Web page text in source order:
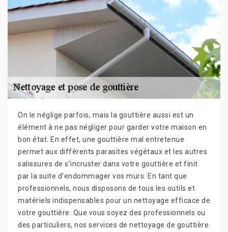
On le néglige parfois, mais la gouttière aussi est un
élément à ne pas négliger pour garder votre maison en
bon état. En effet, une gouttière mal entretenue
permet aux différents parasites végétaux et les autres
salissures de s’incruster dans votre gouttière et finit
par la suite d’endommager vos murs. En tant que
professionnels, nous disposons de tous les outils et
matériels indispensables pour un nettoyage efficace de
votre gouttière. Que vous soyez des professionnels ou
des particuliers, nos services de nettoyage de gouttière